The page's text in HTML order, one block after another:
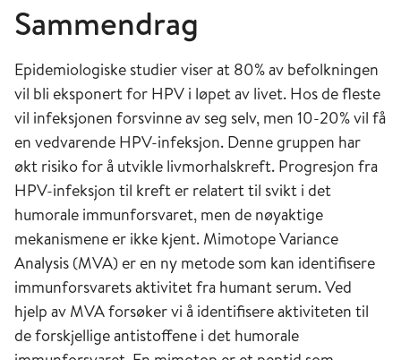
Sammendrag
Epidemiologiske studier viser at 80% av befolkningen
vil bli eksponert for HPV i løpet av livet. Hos de fleste
vil infeksjonen forsvinne av seg selv, men 10-20% vil få
en vedvarende HPV-infeksjon. Denne gruppen har
økt risiko for å utvikle livmorhalskreft. Progresjon fra
HPV-infeksjon til kreft er relatert til svikt i det
humorale immunforsvaret, men de nøyaktige
mekanismene er ikke kjent. Mimotope Variance
Analysis (MVA) er en ny metode som kan identifisere
immunforsvarets aktivitet fra humant serum. Ved
hjelp av MVA forsøker vi å identifisere aktiviteten til
de forskjellige antistoffene i det humorale